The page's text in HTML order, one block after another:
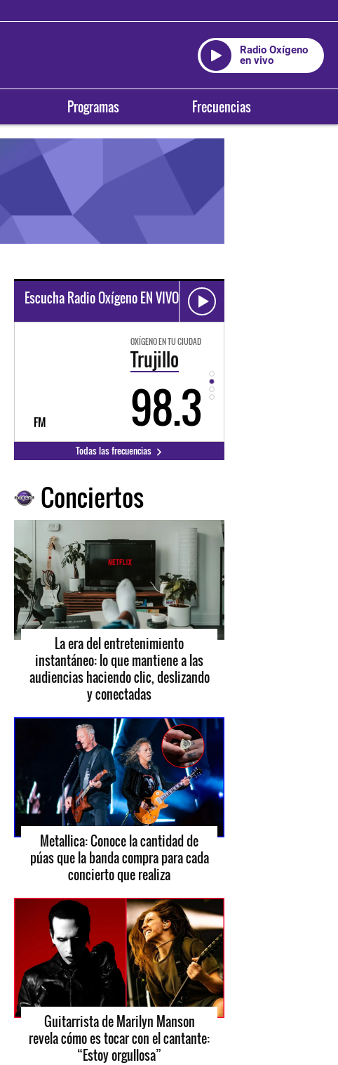
Radio Oxígeno
en vivo
Programas Frecuencias
Escucha Radio Oxígeno EN VIVO
98.3 94.3
Todas las frecuencias
Conciertos
La era del entretenimiento
instantáneo: lo que mantiene a las
audiencias haciendo clic, deslizando
y conectadas
Metallica: Conoce la cantidad de
púas que la banda compra para cada
concierto que realiza
Guitarrista de Marilyn Manson
revela cómo es tocar con el cantante:
“Estoy orgullosa”